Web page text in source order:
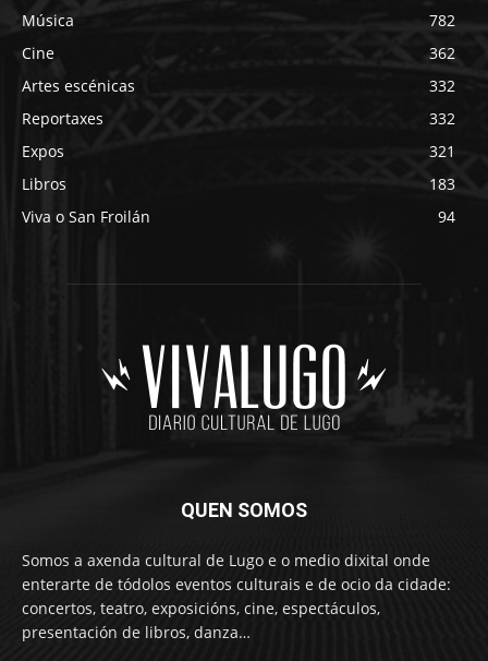
Música
782
Cine
362
Artes escénicas
332
Reportaxes
332
Expos
321
Libros
183
Viva o San Froilán
94
QUEN SOMOS
Somos a axenda cultural de Lugo e o medio dixital onde
enterarte de tódolos eventos culturais e de ocio da cidade:
concertos, teatro, exposicións, cine, espectáculos,
presentación de libros, danza…